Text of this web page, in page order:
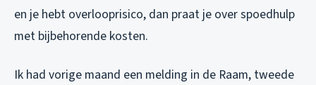
en je hebt overlooprisico, dan praat je over spoedhulp
met bijbehorende kosten.
Ik had vorige maand een melding in de Raam, tweede